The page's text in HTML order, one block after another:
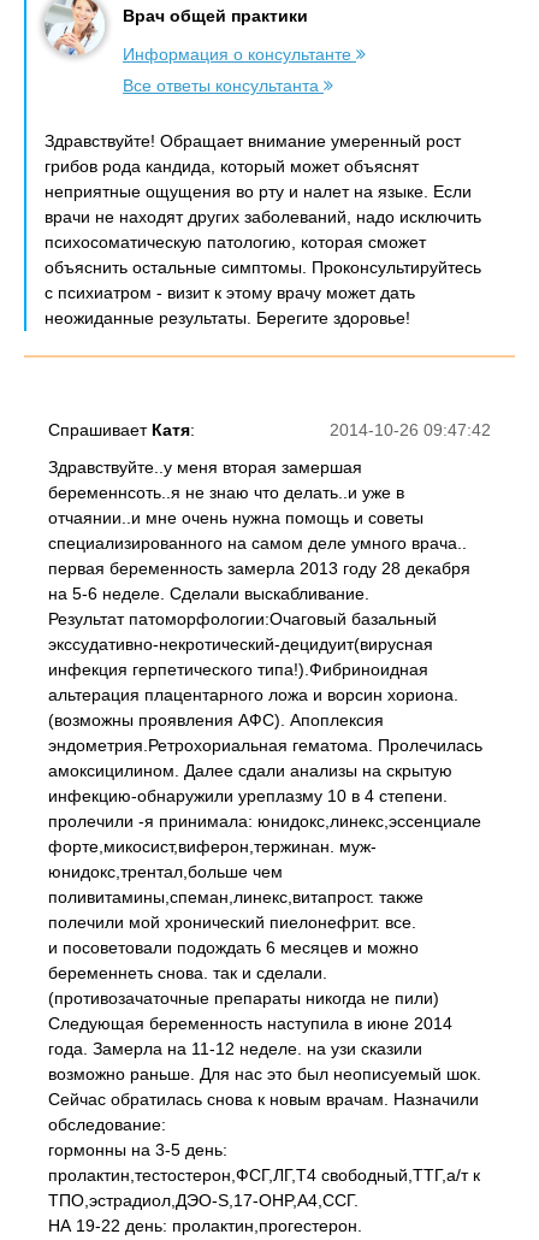
Врач общей практики
Информация о консультанте
Все ответы консультанта
Здравствуйте! Обращает внимание умеренный рост
грибов рода кандида, который может объяснят
неприятные ощущения во рту и налет на языке. Если
врачи не находят других заболеваний, надо исключить
психосоматическую патологию, которая сможет
объяснить остальные симптомы. Проконсультируйтесь
с психиатром - визит к этому врачу может дать
неожиданные результаты. Берегите здоровье!
2014-10-26 09:47:42
Спрашивает Катя:
Здравствуйте..у меня вторая замершая
беременнсоть..я не знаю что делать..и уже в
отчаянии..и мне очень нужна помощь и советы
специализированного на самом деле умного врача..
первая беременность замерла 2013 году 28 декабря
на 5-6 неделе. Сделали выскабливание.
Результат патоморфологии:Очаговый базальный
экссудативно-некротический-децидуит(вирусная
инфекция герпетического типа!).Фибриноидная
альтерация плацентарного ложа и ворсин хориона.
(возможны проявления АФС). Апоплексия
эндометрия.Ретрохориальная гематома. Пролечилась
амоксицилином. Далее сдали анализы на скрытую
инфекцию-обнаружили уреплазму 10 в 4 степени.
пролечили -я принимала: юнидокс,линекс,эссенциале
форте,микосист,виферон,тержинан. муж-
юнидокс,трентал,больше чем
поливитамины,спеман,линекс,витапрост. также
полечили мой хронический пиелонефрит. все.
и посоветовали подождать 6 месяцев и можно
беременнеть снова. так и сделали.
(противозачаточные препараты никогда не пили)
Следующая беременность наступила в июне 2014
года. Замерла на 11-12 неделе. на узи сказили
возможно раньше. Для нас это был неописуемый шок.
Сейчас обратилась снова к новым врачам. Назначили
обследование:
гормонны на 3-5 день:
пролактин,тестостерон,ФСГ,ЛГ,Т4 свободный,ТТГ,а/т к
ТПО,эстрадиол,ДЭО-S,17-OHP,A4,ССГ.
НА 19-22 день: пролактин,прогестерон.